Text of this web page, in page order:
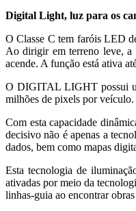
Digital Light, luz para os
O Classe C tem faróis LED
Ao dirigir em terreno leve, a
acende. A função está ativa
O DIGITAL LIGHT possui
milhões de pixels por veículo.
Com esta capacidade
decisivo não é apenas a
dados, bem como mapas
Esta tecnologia de
ativadas por meio da
linhas-guia ao encontrar